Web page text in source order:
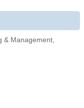
& Management,